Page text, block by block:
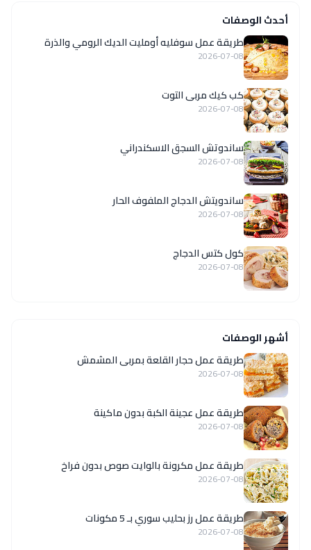
أحدث الوصفات
طريقة عمل سوفليه أومليت الديك الرومي والذرة
2026-07-08
كب كيك مربى التوت
2026-07-08
ساندوتش السجق الاسكندراني
2026-07-08
ساندويتش الدجاج الملفوف الحار
2026-07-08
كول كتس الدجاج
2026-07-08
أشهر الوصفات
طريقة عمل حجار القلعة بمربى المشمش
2026-07-08
طريقة عمل عجينة الكبة بدون ماكينة
2026-07-08
طريقة عمل مكرونة بالوايت صوص بدون فراخ
2026-07-08
طريقة عمل رز بحليب سوري بـ 5 مكونات
2026-07-08